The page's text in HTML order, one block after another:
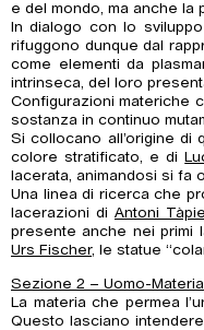
e del mondo, ma anche
In dialogo con lo
rifuggono dunque dal
come elementi da
intrinseca, del loro
Configurazioni materiche
sostanza in continuo
Si collocano all’origine
colore stratificato, e di
lacerata, animandosi si fa
Una linea di ricerca che
lacerazioni di Antoni
presente anche nei primi
Urs Fischer, le statue
Sezione 2 – Uomo-Materia
La materia che permea
Questo lasciano